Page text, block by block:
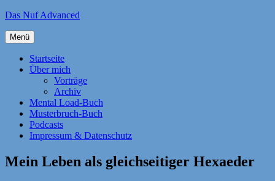
Zum
springen
Das Nuf Advanced
Menü
Startseite
Über mich
Vorträge
Archiv
Mental Load-Buch
Musterbruch-Buch
Podcasts
Impressum & Datenschutz
Mein Leben als gleichseitiger Hexaeder